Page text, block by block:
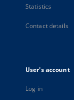
Statistics
Contact details
User's account
Log in